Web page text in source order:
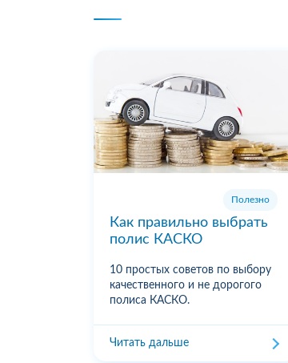
Полезно
Как правильно выбрать
полис КАСКО
10 простых советов по выбору
качественного и не дорогого
полиса КАСКО.
Читать дальше